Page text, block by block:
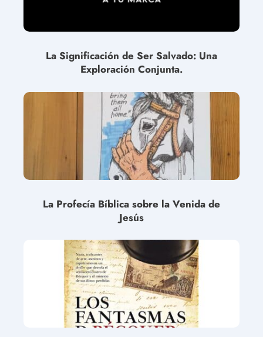
La Significación de Ser Salvado: Una
Exploración Conjunta.
La Profecía Bíblica sobre la Venida de
Jesús